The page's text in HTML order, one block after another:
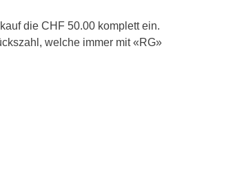
die CHF 50.00 komplett ein.
welche immer mit «RG»